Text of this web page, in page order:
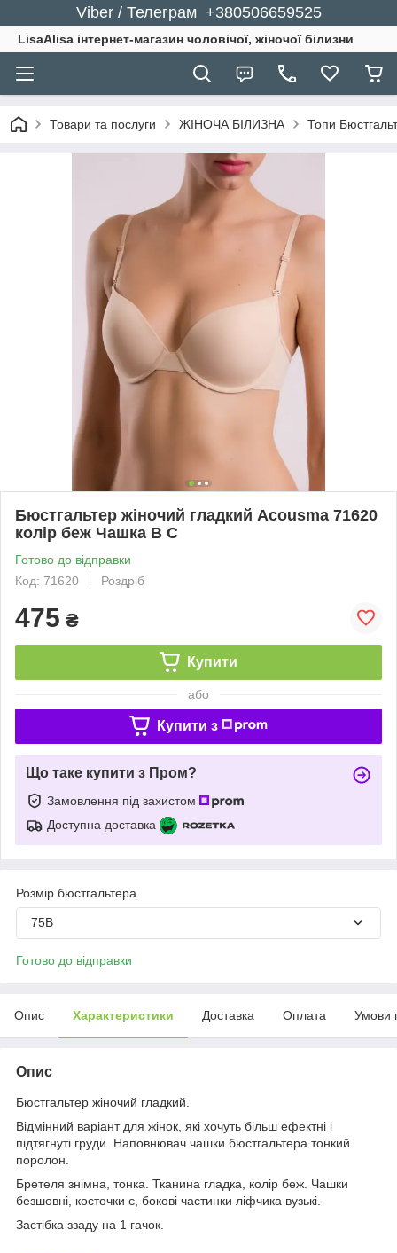
Viber / Телеграм +380506659525
LisaAlisa інтернет-магазин чоловічої, жіночої білизни
Товари та послуги ЖІНОЧА БІЛИЗНА Топи
Бюстгальтер жіночий гладкий Acousma 71620
колір беж Чашка B C
Готово до відправки
Код: 71620
Роздріб
475 ₴
Купити
або
Купити з
Що таке купити з Пром?
Замовлення під захистом
Доступна доставка
Розмір бюстгальтера
75B
Готово до відправки
Опис Характеристики Доставка Оплата Умови
Опис
Бюстгальтер жіночий гладкий.
Відмінний варіант для жінок, які хочуть більш ефектні і
підтягнуті груди. Наповнювач чашки бюстгальтера тонкий
поролон.
Бретеля знімна, тонка. Тканина гладка, колір беж. Чашки
безшовні, косточки є, бокові частинки ліфчика вузькі.
Застібка ззаду на 1 гачок.